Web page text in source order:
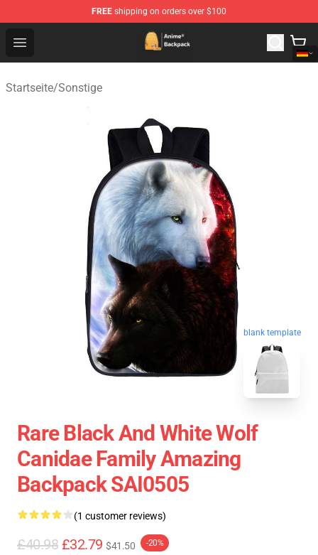
FREE shipping on orders over $100
Open menu
Anime Backpack Shop - Official Anime Backpack Store
Startseite/Sonstige
blank template
Rare Black And White Wolf
Canidae Family Amazing
Backpack SAI0505
(1 customer reviews)
£40.98 £32.79 $41.50 -20%